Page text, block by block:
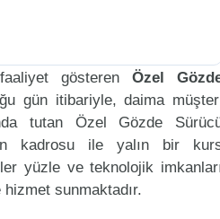
gösteren Özel
gün itibariyle, daima
tutan Özel Gözde
kadrosu ile yalın bir
yüzle ve teknolojik
sunmaktadır.